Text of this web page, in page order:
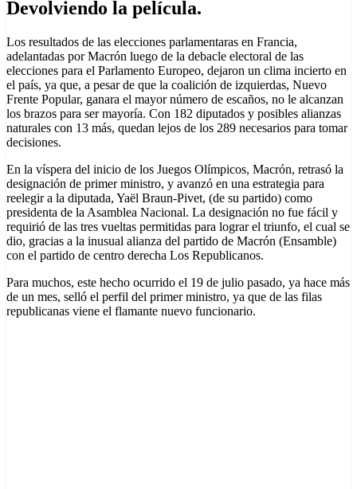
Devolviendo la película.
Los resultados de las elecciones parlamentaras en Francia,
adelantadas por Macrón luego de la debacle electoral de las
elecciones para el Parlamento Europeo, dejaron un clima incierto en
el país, ya que, a pesar de que la coalición de izquierdas, Nuevo
Frente Popular, ganara el mayor número de escaños, no le alcanzan
los brazos para ser mayoría. Con 182 diputados y posibles alianzas
naturales con 13 más, quedan lejos de los 289 necesarios para tomar
decisiones.
En la víspera del inicio de los Juegos Olímpicos, Macrón, retrasó la
designación de primer ministro, y avanzó en una estrategia para
reelegir a la diputada, Yaël Braun-Pivet, (de su partido) como
presidenta de la Asamblea Nacional. La designación no fue fácil y
requirió de las tres vueltas permitidas para lograr el triunfo, el cual se
dio, gracias a la inusual alianza del partido de Macrón (Ensamble)
con el partido de centro derecha Los Republicanos.
Para muchos, este hecho ocurrido el 19 de julio pasado, ya hace más
de un mes, selló el perfil del primer ministro, ya que de las filas
republicanas viene el flamante nuevo funcionario.